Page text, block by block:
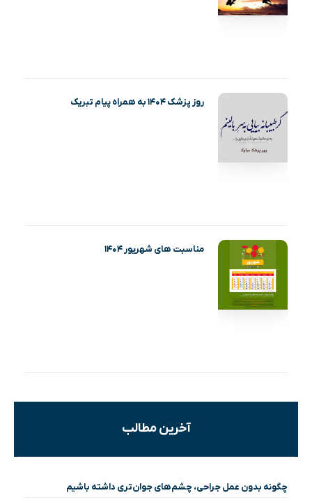
روز پزشک ۱۴۰۴ به همراه پیام تبریک
مناسبت های شهریور ۱۴۰۴
آخرین مطالب
چگونه بدون عمل جراحی، چشم‌های جوان‌تری داشته باشیم